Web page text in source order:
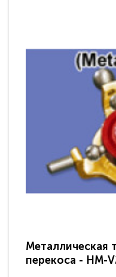
Металлическая
перекоса - HM-